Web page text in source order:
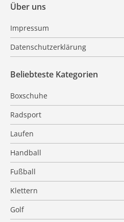
Über uns
Impressum
Datenschutzerklärung
Beliebteste Kategorien
Boxschuhe
Radsport
Laufen
Handball
Fußball
Klettern
Golf